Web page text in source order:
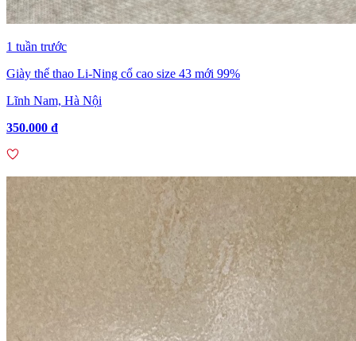
1 tuần trước
Giày thể thao Li-Ning cổ cao size 43 mới 99%
Lĩnh Nam, Hà Nội
350.000 đ